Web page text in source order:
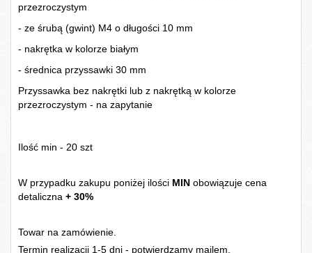
przezroczystym
- ze śrubą (gwint) M4 o długości 10 mm
- nakrętka w kolorze białym
- średnica przyssawki 30 mm
Przyssawka bez nakrętki lub z nakrętką w kolorze
przezroczystym - na zapytanie
Ilość min - 20 szt
W przypadku zakupu poniżej ilości MIN obowiązuje cena
detaliczna + 30%
Towar na zamówienie.
Termin realizacji 1-5 dni - potwierdzamy mailem.